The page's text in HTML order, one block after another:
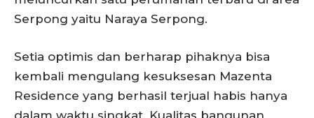
Serpong yaitu Naraya Serpong.
Setia optimis dan berharap pihaknya bisa
kembali mengulang kesuksesan Mazenta
Residence yang berhasil terjual habis hanya